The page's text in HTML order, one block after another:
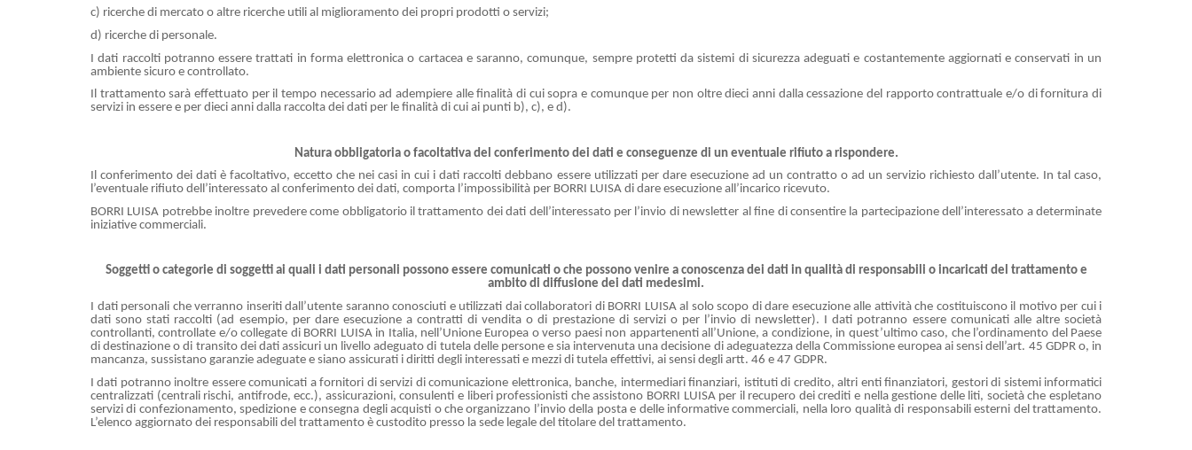
c) ricerche di mercato o altre ricerche utili al miglioramento dei propri prodotti o servizi;
d) ricerche di personale.
I dati raccolti potranno essere trattati in forma elettronica o cartacea e saranno, comunque, sempre protetti da sistemi di sicurezza adeguati e costantemente aggiornati e conservati in un
ambiente sicuro e controllato.
Il trattamento sarà effettuato per il tempo necessario ad adempiere alle finalità di cui sopra e comunque per non oltre dieci anni dalla cessazione del rapporto contrattuale e/o di fornitura di
servizi in essere e per dieci anni dalla raccolta dei dati per le finalità di cui ai punti b), c), e d).
Natura obbligatoria o facoltativa del conferimento dei dati e conseguenze di un eventuale rifiuto a rispondere.
Il conferimento dei dati è facoltativo, eccetto che nei casi in cui i dati raccolti debbano essere utilizzati per dare esecuzione ad un contratto o ad un servizio richiesto dall’utente. In tal caso,
l’eventuale rifiuto dell’interessato al conferimento dei dati, comporta l’impossibilità per BORRI LUISA di dare esecuzione all’incarico ricevuto.
BORRI LUISA potrebbe inoltre prevedere come obbligatorio il trattamento dei dati dell’interessato per l’invio di newsletter al fine di consentire la partecipazione dell’interessato a determinate
iniziative commerciali.
Soggetti o categorie di soggetti ai quali i dati personali possono essere comunicati o che possono venire a conoscenza dei dati in qualità di responsabili o incaricati del trattamento e
ambito di diffusione dei dati medesimi.
I dati personali che verranno inseriti dall’utente saranno conosciuti e utilizzati dai collaboratori di BORRI LUISA al solo scopo di dare esecuzione alle attività che costituiscono il motivo per cui i
dati sono stati raccolti (ad esempio, per dare esecuzione a contratti di vendita o di prestazione di servizi o per l’invio di newsletter). I dati potranno essere comunicati alle altre società
controllanti, controllate e/o collegate di BORRI LUISA in Italia, nell’Unione Europea o verso paesi non appartenenti all’Unione, a condizione, in quest’ultimo caso, che l’ordinamento del Paese
di destinazione o di transito dei dati assicuri un livello adeguato di tutela delle persone e sia intervenuta una decisione di adeguatezza della Commissione europea ai sensi dell’art. 45 GDPR o, in
mancanza, sussistano garanzie adeguate e siano assicurati i diritti degli interessati e mezzi di tutela effettivi, ai sensi degli artt. 46 e 47 GDPR.
I dati potranno inoltre essere comunicati a fornitori di servizi di comunicazione elettronica, banche, intermediari finanziari, istituti di credito, altri enti finanziatori, gestori di sistemi informatici
centralizzati (centrali rischi, antifrode, ecc.), assicurazioni, consulenti e liberi professionisti che assistono BORRI LUISA per il recupero dei crediti e nella gestione delle liti, società che espletano
servizi di confezionamento, spedizione e consegna degli acquisti o che organizzano l’invio della posta e delle informative commerciali, nella loro qualità di responsabili esterni del trattamento.
L’elenco aggiornato dei responsabili del trattamento è custodito presso la sede legale del titolare del trattamento.